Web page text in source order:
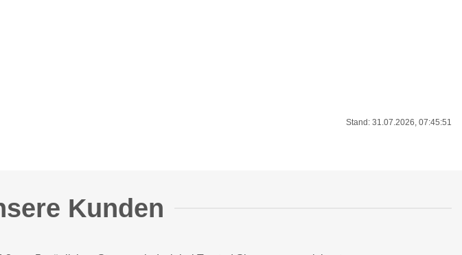
Stand: 31.07.2026, 07:45:51
Kunden